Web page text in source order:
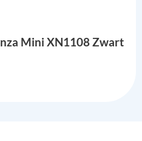
Mini XN1108 Zwart